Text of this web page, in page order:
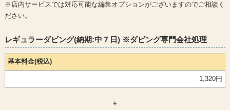
※店内サービスでは対応可能な編集オプションがございますのでご相談く
ださい。
レギュラーダビング(納期:中７日) ※ダビング専門会社処理
基本料金(税込)
1,320円
+